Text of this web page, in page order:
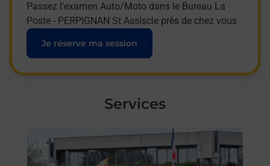
Passez l'examen Auto/Moto dans le Bureau La
Poste - PERPIGNAN St Assiscle près de chez vous
Je réserve ma session
Services
En savoir plus